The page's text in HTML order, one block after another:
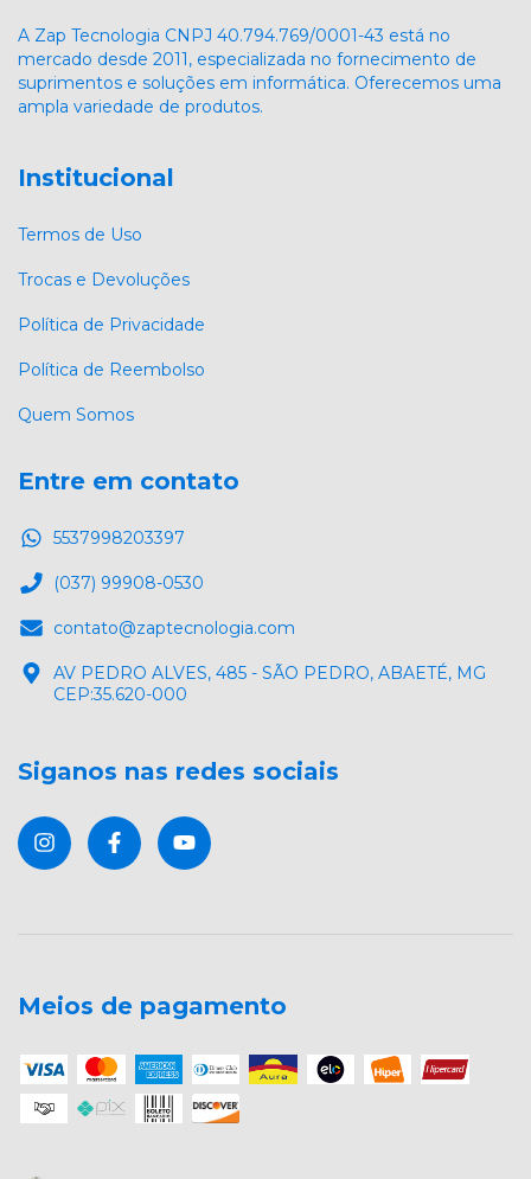
A Zap Tecnologia CNPJ 40.794.769/0001-43 está no
mercado desde 2011, especializada no fornecimento de
suprimentos e soluções em informática. Oferecemos uma
ampla variedade de produtos.
Institucional
Termos de Uso
Trocas e Devoluções
Política de Privacidade
Política de Reembolso
Quem Somos
Entre em contato
5537998203397
(037) 99908-0530
contato@zaptecnologia.com
AV PEDRO ALVES, 485 - SÃO PEDRO, ABAETÉ, MG
CEP:35.620-000
Siganos nas redes sociais
Meios de pagamento